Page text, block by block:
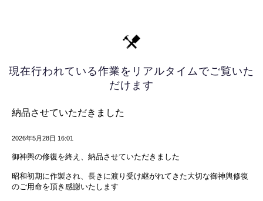
現在行われている作業を リアルタイムでご覧いた
だけます
納品させていただきました
2026年5月28日 16:01
御神輿の修復を終え、納品させていただきました
昭和初期に作製され、長きに渡り受け継がれてきた大切な御神輿修復
のご用命を頂き感謝いたします